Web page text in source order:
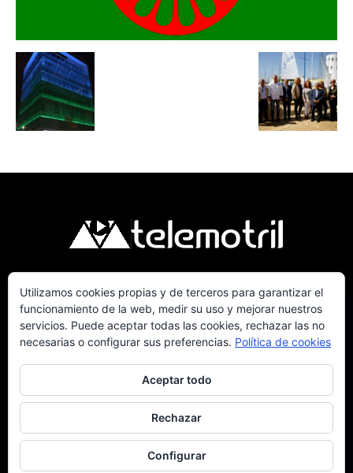
Telemotril, la Televisión Digital de la Costa
Tropical de Granada. Siguenos en Fm a traves
del 107.7 en OndaSur Motril.
Política de cookies Más información sobre las cookies Contacto
Utilizamos cookies propias y de terceros para garantizar el
funcionamiento de la web, medir su uso y mejorar nuestros
servicios. Puede aceptar todas las cookies, rechazar las no
necesarias o configurar sus preferencias. Política de cookies
Aceptar todo
Rechazar
Configurar